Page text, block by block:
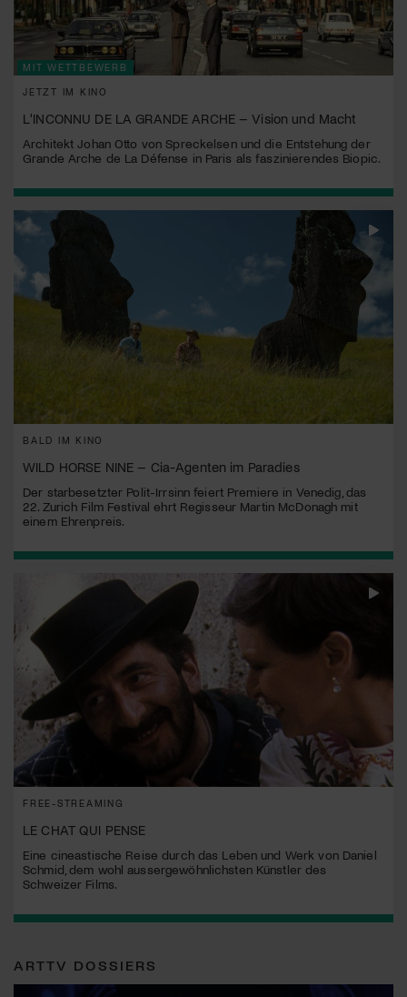
MIT WETTBEWERB
JETZT IM KINO
L'INCONNU DE LA GRANDE ARCHE – Vision und Macht
Architekt Johan Otto von Spreckelsen und die Entstehung der
Grande Arche de La Défense in Paris als faszinierendes Biopic.
BALD IM KINO
WILD HORSE NINE – Cia-Agenten im Paradies
Der starbesetzter Polit-Irrsinn feiert Premiere in Venedig, das
22. Zurich Film Festival ehrt Regisseur Martin McDonagh mit
einem Ehrenpreis.
FREE-STREAMING
LE CHAT QUI PENSE
Eine cineastische Reise durch das Leben und Werk von Daniel
Schmid, dem wohl aussergewöhnlichsten Künstler des
Schweizer Films.
ARTTV DOSSIERS